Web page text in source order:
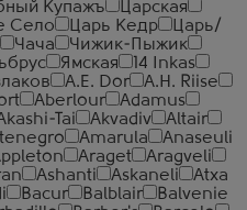
Купажъ
Царская
Село Царь Кедр
Царь/
Чача
Чижик-Пыжик
Ямская
14 Inkas
A.E. Dor
A.H. Riise
Aberlour
Adamus
Tai Akvadiv
Altair
Amarula
Anaseuli
Araget
Aragveli
Ashanti Askaneli
Atxa
Bacur Balblair
Balvenie